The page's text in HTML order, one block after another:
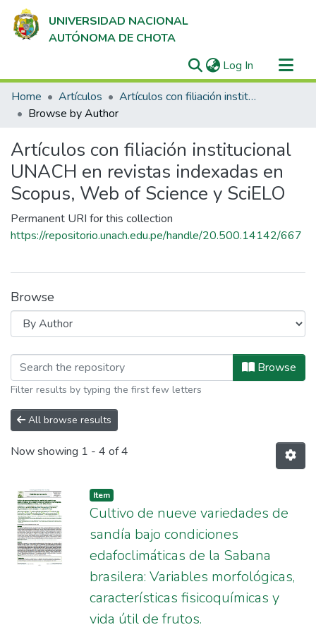
UNIVERSIDAD NACIONAL
AUTÓNOMA DE CHOTA
Log In (current)
Communities & Collections
All of DSpace
Home Artículos
Artículos con filiación institucional UNACH en revistas indexadas en Scopus, Web of Science y SciELO
Browse by Author
Artículos con filiación institucional
UNACH en revistas indexadas en
Scopus, Web of Science y SciELO
Permanent URI for this collection
https://repositorio.unach.edu.pe/handle/20.500.14142/667
Browse
Browsing Artículos con filiaciónBrowse
Filter results by typing the first few letters
All browse results
Now showing 1 - 4 of 4
Item
Cultivo de nueve variedades de
sandía bajo condiciones
edafoclimáticas de la Sabana
brasilera: Variables morfológicas,
características fisicoquímicas y
vida útil de frutos.